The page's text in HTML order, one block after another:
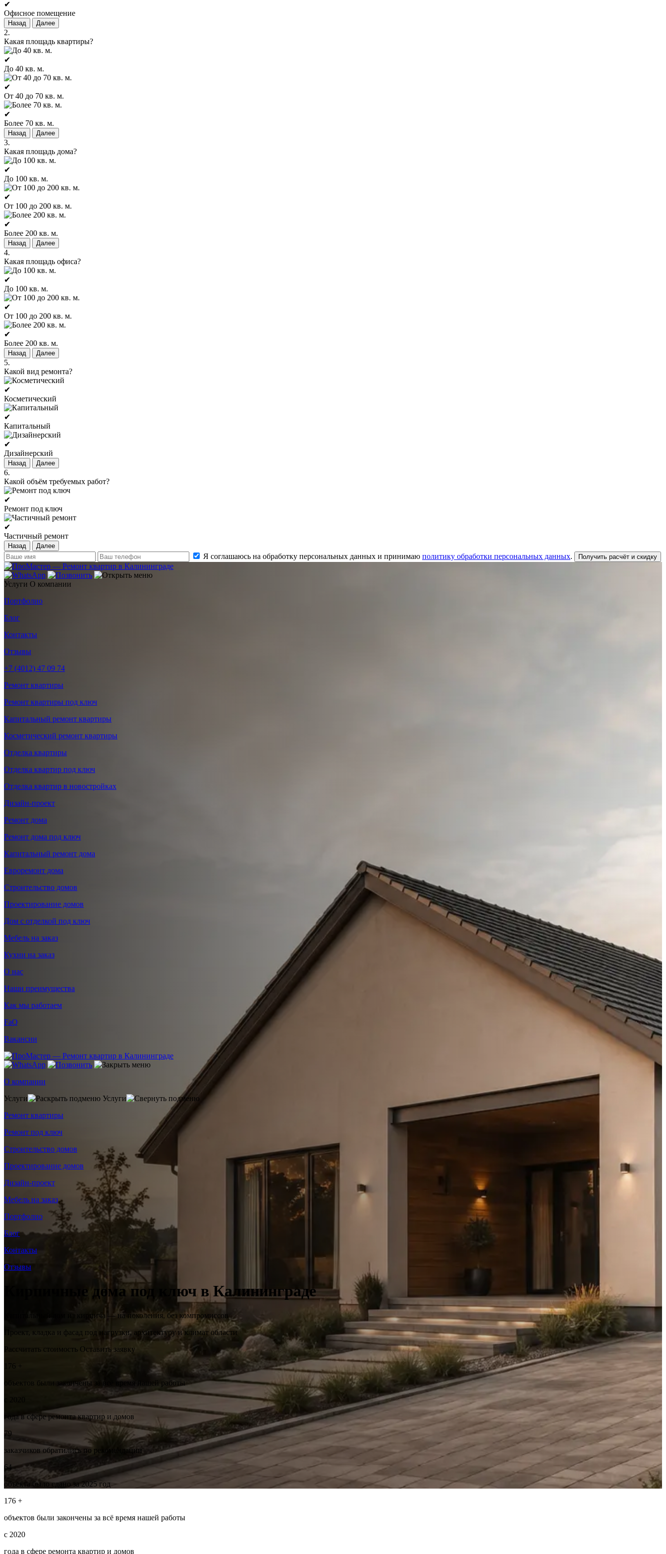
✔
Офисное помещение
Назад Далее
2.
Какая площадь квартиры?
✔
До 40 кв. м.
✔
От 40 до 70 кв. м.
✔
Более 70 кв. м.
Назад Далее
3.
Какая площадь дома?
✔
До 100 кв. м.
✔
От 100 до 200 кв. м.
✔
Более 200 кв. м.
Назад Далее
4.
Какая площадь офиса?
✔
До 100 кв. м.
✔
От 100 до 200 кв. м.
✔
Более 200 кв. м.
Назад Далее
5.
Какой вид ремонта?
✔
Косметический
✔
Капитальный
✔
Дизайнерский
Назад Далее
6.
Какой объём требуемых работ?
✔
Ремонт под ключ
✔
Частичный ремонт
Назад Далее
Я соглашаюсь на обработку персональных данных и принимаю политику обработки персональных данных. Получить расчёт и скидку
Услуги О компании
Портфолио
Блог
Контакты
Отзывы
+7 (4012) 47 09 74
Ремонт квартиры
Ремонт квартиры под ключ
Капитальный ремонт квартиры
Косметический ремонт квартиры
Отделка квартиры
Отделка квартир под ключ
Отделка квартир в новостройках
Дизайн-проект
Ремонт дома
Ремонт дома под ключ
Капитальный ремонт дома
Евроремонт дома
Строительство домов
Проектирование домов
Дом с отделкой под ключ
Мебель на заказ
Кухни на заказ
О нас
Наши преимущества
Как мы работаем
FaQ
Вакансии
О компании
Услуги
Услуги
Ремонт квартиры
Ремонт под ключ
Строительство домов
Проектирование домов
Дизайн-проект
Мебель на заказ
Портфолио
Блог
Контакты
Отзывы
Кирпичные дома под ключ в Калининграде
Капитальный дом из кирпича — на поколения, без компромиссов
Проект, кладка и фасад под нагрузки, архитектуру и климат области
Рассчитать стоимость Оставить заявку
176 +
объектов были закончены за всё время нашей работы
года в сфере ремонта квартир и домов
79
заказчиков обратились по рекомендации
64
объекта было сдано за 2025 год
176 +
объектов были закончены за всё время нашей работы
с 2020
года в сфере ремонта квартир и домов